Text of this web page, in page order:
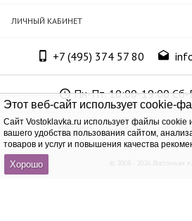
Этот веб-сайт использует cookie-
Cайт Vostoklavka.ru использует файлы cookie и
вашего удобства пользования сайтом,
товаров и услуг и повышения качества
Хорошо
ЛИЧНЫЙ КАБИНЕТ
+7 (495) 374 57 80
Пн-Пт. 10:00-19:00 Сб-
ООО «Юнит Групп», ОГРН